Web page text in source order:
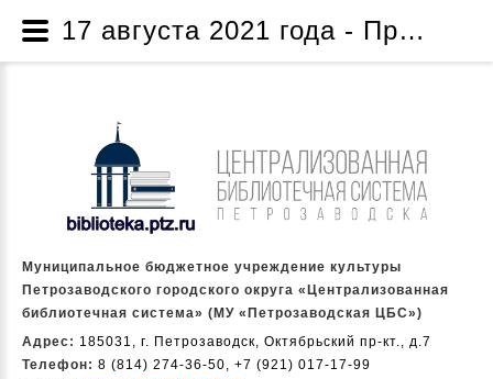
Муниципальное бюджетное учреждение культуры
Петрозаводского городского округа «Централизованная
библиотечная система» (МУ «Петрозаводская ЦБС»)
Адрес: 185031, г. Петрозаводск, Октябрьский пр-кт., д.7
Телефон: 8 (814) 274-36-50, +7 (921) 017-17-99
17 августа 2021 года - Проект по созданию музейной комнаты «Жизнь и творчество народного писателя Карелии Дмитрия Яковлевича Гусарова» - Проекты и программы - О нас - Муниципальное бюджетное учреждение культуры Петрозаводского городского округа «Централизованная библиотечная система» (МУ «Петрозаводская ЦБС»)